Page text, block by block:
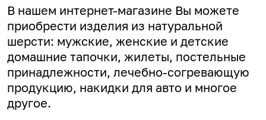
В нашем интернет-магазине Вы можете
приобрести изделия из натуральной
шерсти: мужские, женские и детские
домашние тапочки, жилеты, постельные
принадлежности, лечебно-согревающую
продукцию, накидки для авто и многое
другое.